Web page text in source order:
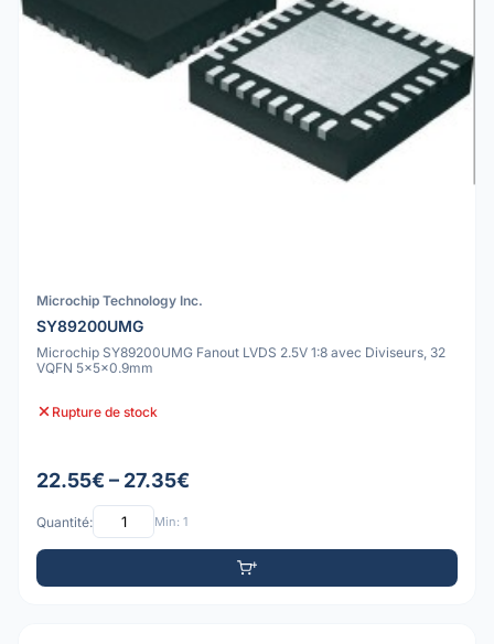
Microchip Technology Inc.
SY89200UMG
Microchip SY89200UMG Fanout LVDS 2.5V 1:8 avec Diviseurs, 32
VQFN 5x5x0.9mm
Rupture de stock
22.55€ – 27.35€
Quantité: Min: 1